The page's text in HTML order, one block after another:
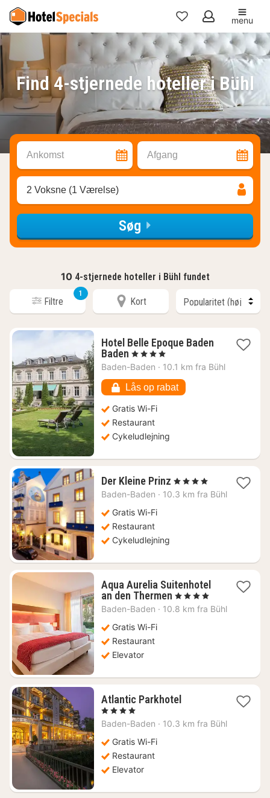
Mine
favoritter
menu
Find 4-stjernede hoteller i Bühl
Ankomst Afgang
2 Voksne (1 Værelse)
Søg
10 4-stjernede hoteller i Bühl fundet
Filtre
1
Kort
Hotel Belle Epoque Baden
Baden 1
nat
1409
kr.
, 4 Stjerner
Baden-Baden · 10.1 km fra Bühl
Lås op rabat
Gratis Wi-Fi
Restaurant
Cykeludlejning
Der Kleine Prinz 1
nat
, 4 Stjerner
Baden-Baden · 10.3 km fra Bühl
Gratis Wi-Fi
Restaurant
Cykeludlejning
Aqua Aurelia Suitenhotel
an den Thermen 1
nat
, 4 Stjerner
Baden-Baden · 10.8 km fra Bühl
Gratis Wi-Fi
Restaurant
Elevator
Atlantic Parkhotel1
fra
, 4 Stjerner
Baden-Baden · 10.3 km fra Bühl
Gratis Wi-Fi
Restaurant
Elevator